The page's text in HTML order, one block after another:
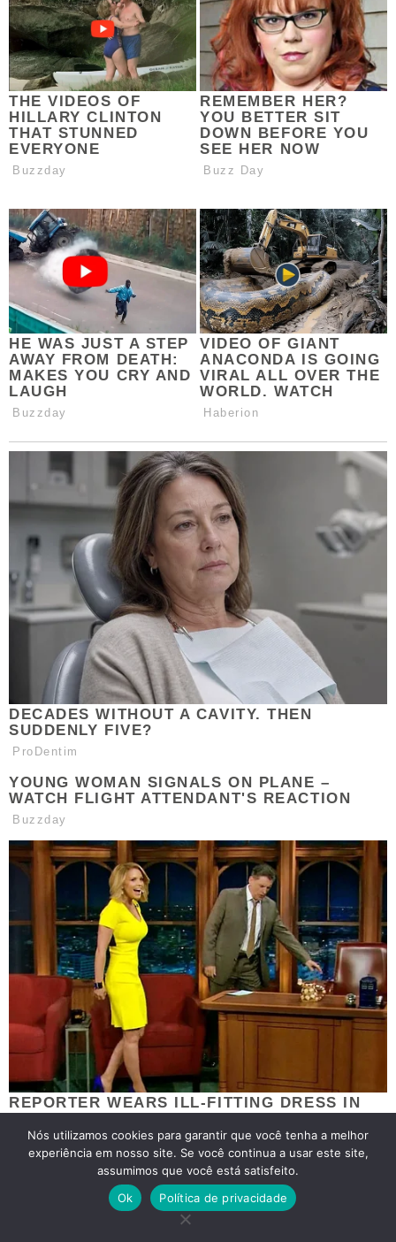
Nós utilizamos cookies para garantir que você tenha a melhor
experiência em nosso site. Se você continua a usar este site,
assumimos que você está satisfeito.
Ok
Política de privacidade